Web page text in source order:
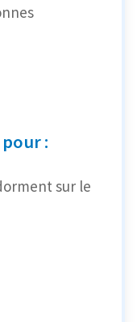
:
sur le